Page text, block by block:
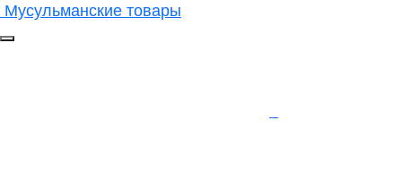
Мусульманские товары